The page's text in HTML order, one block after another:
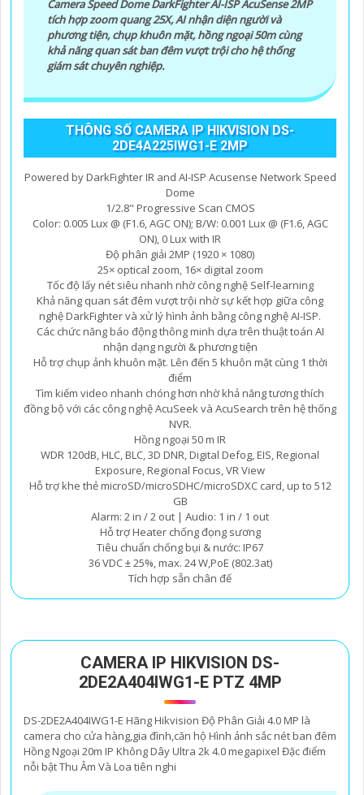
sáng, chống nhiễu 3D. - Giá phải chăng với chất lượng
chắc chắn hơn.
Nhớ kiểm tra và lựa chọn sản phẩm phù hợp với nhu
cầu sử dụng và không gian lắp đặt của bạn. Bạn có thể
tham khảo thêm thông tin chi tiết và mua hàng tại các
chuyên nghiệp. Chúc bạn tìm được giải pháp an ninh
Camera Speed Dome DarkFighter AI-ISP AcuSense 2MP
tích hợp zoom quang 25X, AI nhận diện người và
phương tiện, chụp khuôn mặt, hồng ngoại 50m cùng
khả năng quan sát ban đêm vượt trội cho hệ thống
giám sát chuyên nghiệp.
THÔNG SỐ CAMERA IP HIKVISION DS-
2DE4A225IWG1-E 2MP
Powered by DarkFighter IR and AI-ISP Acusense Network Speed
Dome
1/2.8" Progressive Scan CMOS
Color: 0.005 Lux @ (F1.6, AGC ON); B/W: 0.001 Lux @ (F1.6, AGC
ON), 0 Lux with IR
Độ phân giải 2MP (1920 × 1080)
25× optical zoom, 16× digital zoom
Tốc độ lấy nét siêu nhanh nhờ công nghệ Self-learning
Khả năng quan sát đêm vượt trội nhờ sự kết hợp giữa công
nghệ DarkFighter và xử lý hình ảnh bằng công nghệ AI-ISP.
Các chức năng báo động thông minh dựa trên thuật toán AI
nhận dạng người & phương tiện
Hỗ trợ chụp ảnh khuôn mặt. Lên đến 5 khuôn mặt cùng 1 thời
điểm
Tìm kiếm video nhanh chóng hơn nhờ khả năng tương thích
đồng bộ với các công nghệ AcuSeek và AcuSearch trên hệ thống
NVR.
Hồng ngoại 50 m IR
WDR 120dB, HLC, BLC, 3D DNR, Digital Defog, EIS, Regional
Exposure, Regional Focus, VR View
Hỗ trợ khe thẻ microSD/microSDHC/microSDXC card, up to 512
GB
Alarm: 2 in / 2 out | Audio: 1 in / 1 out
Hỗ trợ Heater chống đọng sương
Tiêu chuẩn chống bụi & nước: IP67
36 VDC ± 25%, max. 24 W,PoE (802.3at)
Tích hợp sẵn chân đế
CAMERA IP HIKVISION DS-
2DE2A404IWG1-E PTZ 4MP
DS-2DE2A404IWG1-E Hãng Hikvision Độ Phân Giải 4.0 MP là
camera cho cửa hàng,gia đình,căn hộ Hình ảnh sắc nét ban đêm
Hồng Ngoại 20m IP Không Dây Ultra 2k 4.0 megapixel Đặc điểm
nỗi bật Thu Âm Và Loa tiên nghi